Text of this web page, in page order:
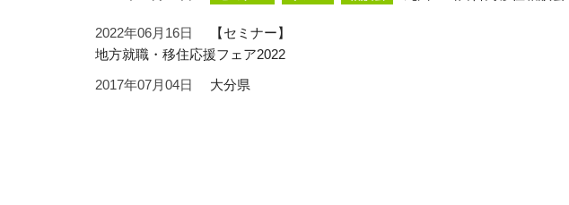
2022年06月16日
【セミナー】
地方就職・移住応援フェア2022
2017年07月04日
大分県